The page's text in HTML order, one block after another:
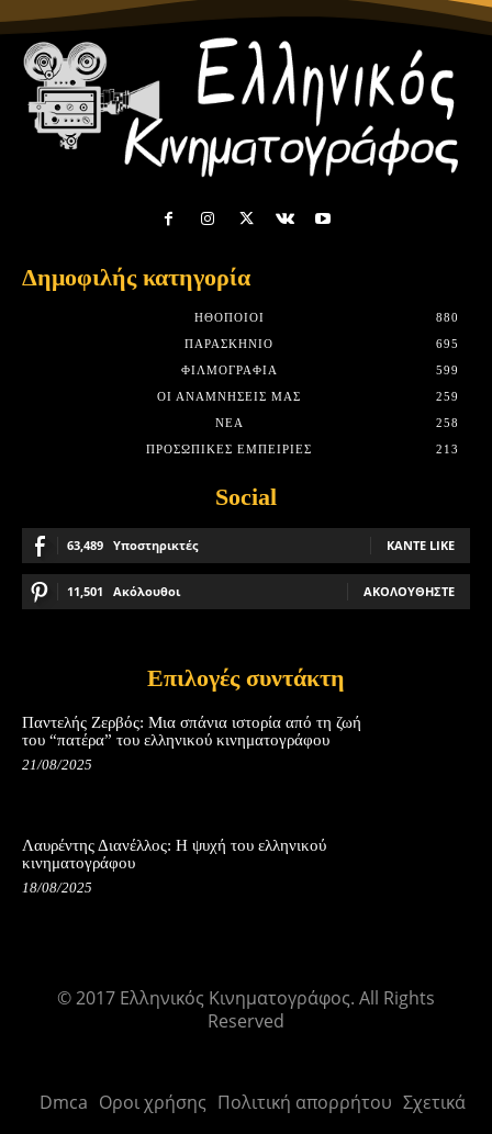
Δημοφιλής κατηγορία
HΘΟΠΟΙΟΊ
880
ΠΑΡΑΣΚΉΝΙΟ
695
ΦΙΛΜΟΓΡΑΦΊΑ
599
ΟΙ ΑΝΑΜΝΉΣΕΙΣ ΜΑΣ
259
ΝΈΑ
258
ΠΡΟΣΩΠΙΚΈΣ ΕΜΠΕΙΡΊΕΣ
213
Social
63,489 Υποστηρικτές ΚΆΝΤΕ LIKE
11,501 Ακόλουθοι ΑΚΟΛΟΥΘΉΣΤΕ
Επιλογές συντάκτη
Παντελής Ζερβός: Μια σπάνια ιστορία από τη ζωή
του “πατέρα” του ελληνικού κινηματογράφου
21/08/2025
Λαυρέντης Διανέλλος: Η ψυχή του ελληνικού
κινηματογράφου
18/08/2025
© 2017 Ελληνικός Κινηματογράφος. All Rights
Reserved
Dmca Οροι χρήσης Πολιτική απορρήτου Σχετικά